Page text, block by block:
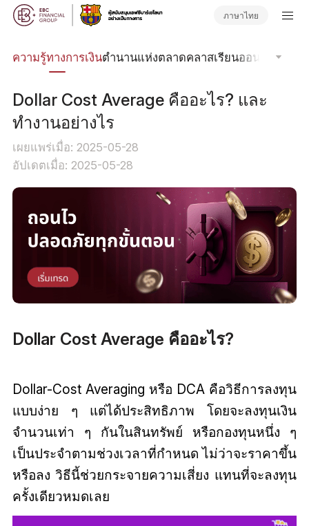
ภาษาไทย
ความรู้ทางการเงินตำนานแห่งตลาดคลาสเรียนออนไลน์โฟกั
Dollar Cost Average คืออะไร? และ
ทำงานอย่างไร
เผยแพร่เมื่อ: 2025-05-28
อัปเดตเมื่อ: 2025-05-28
Dollar Cost Average คืออะไร?
Dollar-Cost Averaging หรือ DCA คือวิธีการลงทุน
แบบง่าย ๆ แต่ได้ประสิทธิภาพ โดยจะลงทุนเงิน
จำนวนเท่า ๆ กันในสินทรัพย์ หรือกองทุนหนึ่ง ๆ
เป็นประจำตามช่วงเวลาที่กำหนด ไม่ว่าจะราคาขึ้น
หรือลง วิธีนี้ช่วยกระจายความเสี่ยง แทนที่จะลงทุน
ครั้งเดียวหมดเลย